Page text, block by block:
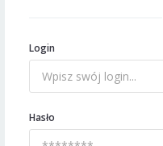
Login
Hasło